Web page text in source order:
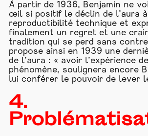
À partir de 1936, Benjamin ne
œil si positif le déclin de l’aura à
reproductibilité technique et
finalement un regret et une
tradition qui se perd sans
propose ainsi en 1939 une
de l’aura : « avoir l’expérience
phénomène, soulignera encore
lui conférer le pouvoir de lever
4.